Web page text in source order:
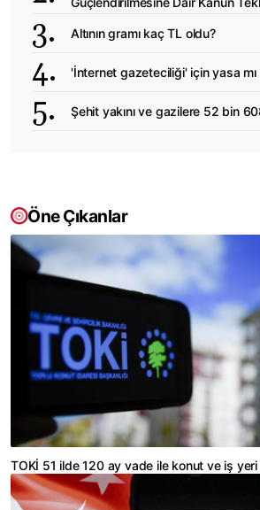
Altının gramı kaç TL oldu?
'İnternet gazeteciliği' için yasa mı
Şehit yakını ve gazilere 52 bin
Öne Çıkanlar
TOKİ 51 ilde 120 ay vade ile konut ve iş